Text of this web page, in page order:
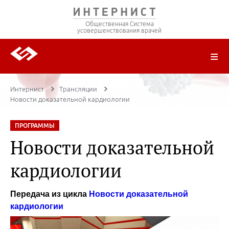
Общественная Система
усовершенствования врачей
ЦИКЛЫ ПЕРЕДАЧ
Интернист
Трансляции
Новости доказательной кардиологии
ПРОГРАММЫ
Новости доказательной
кардиологии
Передача из цикла Новости доказательной
кардиологии